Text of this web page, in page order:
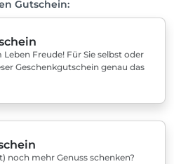
Gutschein:
Freude! Für Sie selbst oder
Geschenkgutschein genau das
noch mehr Genuss schenken?